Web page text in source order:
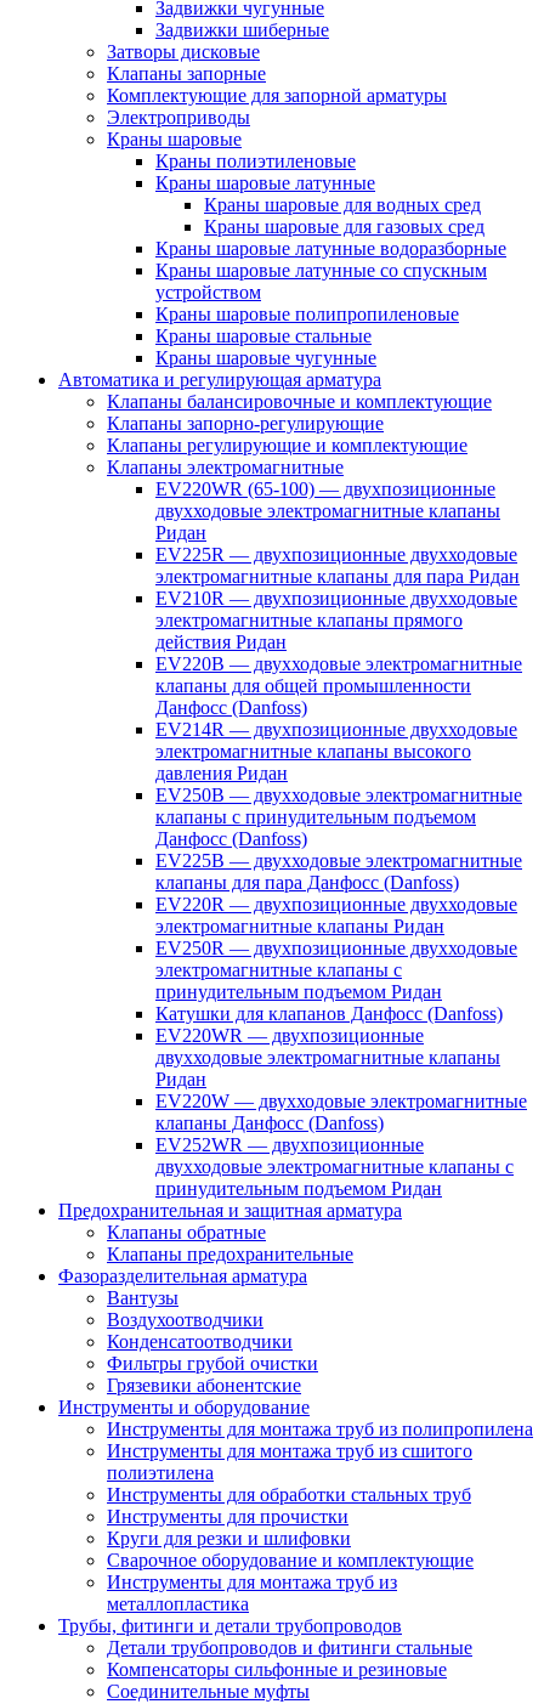
Задвижки чугунные
Задвижки шиберные
Затворы дисковые
Клапаны запорные
Комплектующие для запорной арматуры
Электроприводы
Краны шаровые
Краны полиэтиленовые
Краны шаровые латунные
Краны шаровые для водных сред
Краны шаровые для газовых сред
Краны шаровые латунные водоразборные
Краны шаровые латунные со спускным
устройством
Краны шаровые полипропиленовые
Краны шаровые стальные
Краны шаровые чугунные
Автоматика и регулирующая арматура
Клапаны балансировочные и комплектующие
Клапаны запорно-регулирующие
Клапаны регулирующие и комплектующие
Клапаны электромагнитные
EV220WR (65-100) — двухпозиционные
двухходовые электромагнитные клапаны
Ридан
EV225R — двухпозиционные двухходовые
электромагнитные клапаны для пара Ридан
EV210R — двухпозиционные двухходовые
электромагнитные клапаны прямого
действия Ридан
EV220B — двухходовые электромагнитные
клапаны для общей промышленности
Данфосс (Danfoss)
EV214R — двухпозиционные двухходовые
электромагнитные клапаны высокого
давления Ридан
EV250B — двухходовые электромагнитные
клапаны с принудительным подъемом
Данфосс (Danfoss)
EV225B — двухходовые электромагнитные
клапаны для пара Данфосс (Danfoss)
EV220R — двухпозиционные двухходовые
электромагнитные клапаны Ридан
EV250R — двухпозиционные двухходовые
электромагнитные клапаны с
принудительным подъемом Ридан
Катушки для клапанов Данфосс (Danfoss)
EV220WR — двухпозиционные
двухходовые электромагнитные клапаны
Ридан
EV220W — двухходовые электромагнитные
клапаны Данфосс (Danfoss)
EV252WR — двухпозиционные
двухходовые электромагнитные клапаны с
принудительным подъемом Ридан
Предохранительная и защитная арматура
Клапаны обратные
Клапаны предохранительные
Фазоразделительная арматура
Вантузы
Воздухоотводчики
Конденсатоотводчики
Фильтры грубой очистки
Грязевики абонентские
Инструменты и оборудование
Инструменты для монтажа труб из полипропилена
Инструменты для монтажа труб из сшитого
полиэтилена
Инструменты для обработки стальных труб
Инструменты для прочистки
Круги для резки и шлифовки
Сварочное оборудование и комплектующие
Инструменты для монтажа труб из
металлопластика
Трубы, фитинги и детали трубопроводов
Детали трубопроводов и фитинги стальные
Компенсаторы сильфонные и резиновые
Соединительные муфты